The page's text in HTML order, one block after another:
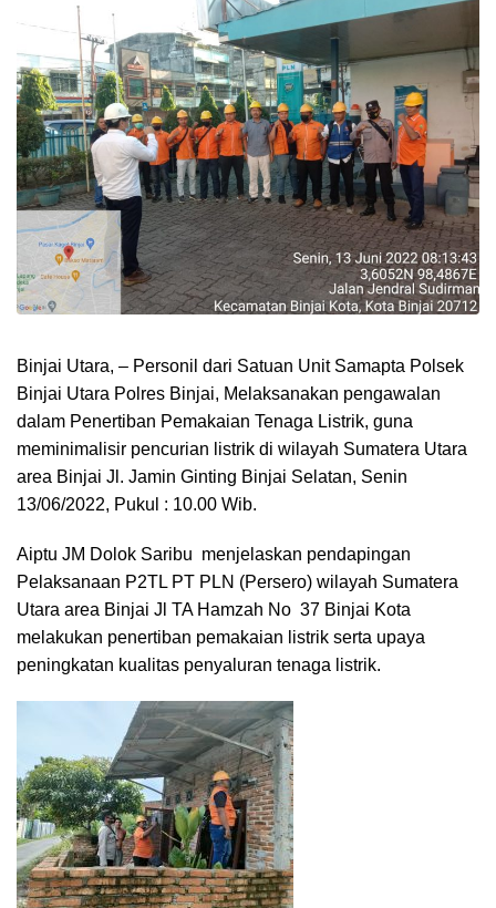
Binjai Utara, – Personil dari Satuan Unit Samapta Polsek
Binjai Utara Polres Binjai, Melaksanakan pengawalan
dalam Penertiban Pemakaian Tenaga Listrik, guna
meminimalisir pencurian listrik di wilayah Sumatera Utara
area Binjai Jl. Jamin Ginting Binjai Selatan, Senin
13/06/2022, Pukul : 10.00 Wib.
Aiptu JM Dolok Saribu menjelaskan pendapingan
Pelaksanaan P2TL PT PLN (Persero) wilayah Sumatera
Utara area Binjai Jl TA Hamzah No 37 Binjai Kota
melakukan penertiban pemakaian listrik serta upaya
peningkatan kualitas penyaluran tenaga listrik.